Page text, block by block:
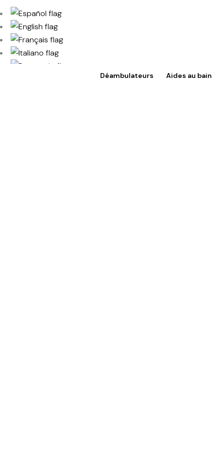
Déambulateurs Aides au bain